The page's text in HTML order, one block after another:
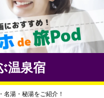
温泉宿
名湯・秘湯をご紹介！